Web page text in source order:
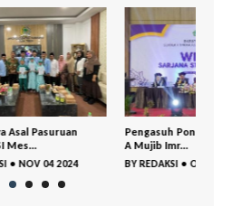
Pengasuh Ponpes Al Yasini KH
A Mujib Imr...
BYREDAKSI OKT 28 2024